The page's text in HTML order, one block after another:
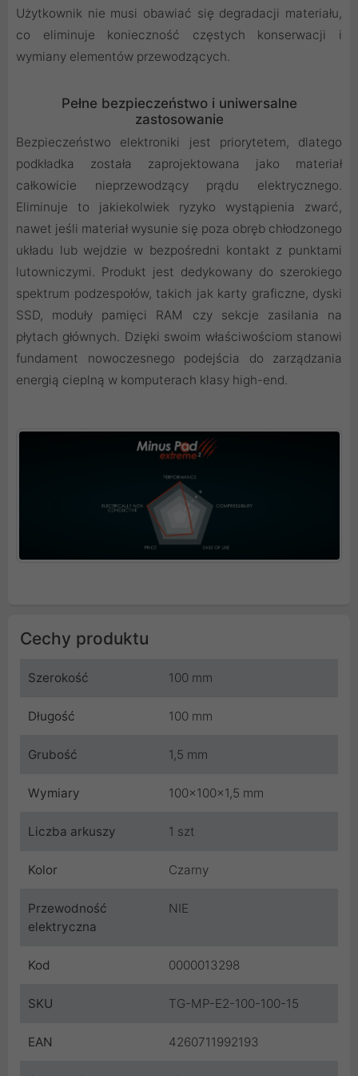
Użytkownik nie musi obawiać się degradacji materiału,
co eliminuje konieczność częstych konserwacji i
wymiany elementów przewodzących.
Pełne bezpieczeństwo i uniwersalne
zastosowanie
Bezpieczeństwo elektroniki jest priorytetem, dlatego
podkładka została zaprojektowana jako materiał
całkowicie nieprzewodzący prądu elektrycznego.
Eliminuje to jakiekolwiek ryzyko wystąpienia zwarć,
nawet jeśli materiał wysunie się poza obręb chłodzonego
układu lub wejdzie w bezpośredni kontakt z punktami
lutowniczymi. Produkt jest dedykowany do szerokiego
spektrum podzespołów, takich jak karty graficzne, dyski
SSD, moduły pamięci RAM czy sekcje zasilania na
płytach głównych. Dzięki swoim właściwościom stanowi
fundament nowoczesnego podejścia do zarządzania
energią cieplną w komputerach klasy high-end.
Cechy produktu
Szerokość 100 mm
Długość 100 mm
Grubość 1,5 mm
Wymiary 100x100x1,5 mm
Liczba arkuszy 1 szt
Kolor Czarny
Przewodność
elektryczna
NIE
Kod 0000013298
SKU TG-MP-E2-100-100-15
EAN 4260711992193